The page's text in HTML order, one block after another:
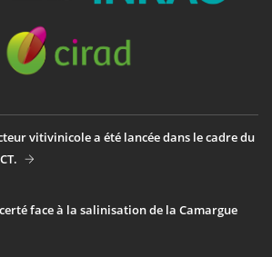
vitivinicole a été lancée dans le cadre du
face à la salinisation de la Camargue